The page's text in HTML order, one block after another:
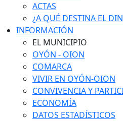
ACTAS
¿A QUÉ DESTINA EL
INFORMACIÓN
EL MUNICIPIO
OYÓN - OION
COMARCA
VIVIR EN OYÓN-OION
CONVIVENCIA Y
ECONOMÍA
DATOS ESTADÍSTICOS